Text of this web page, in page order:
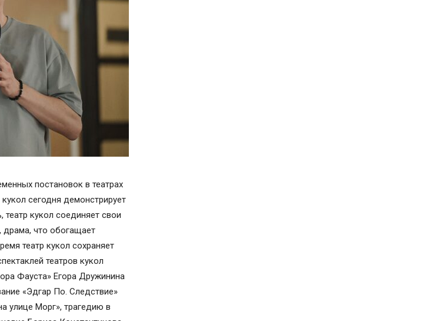
постановок в театрах
сегодня демонстрирует
кукол соединяет свои
драма, что обогащает
театр кукол сохраняет
театров кукол
Фауста» Егора Дружинина
«Эдгар По. Следствие»
улице Морг», трагедию в